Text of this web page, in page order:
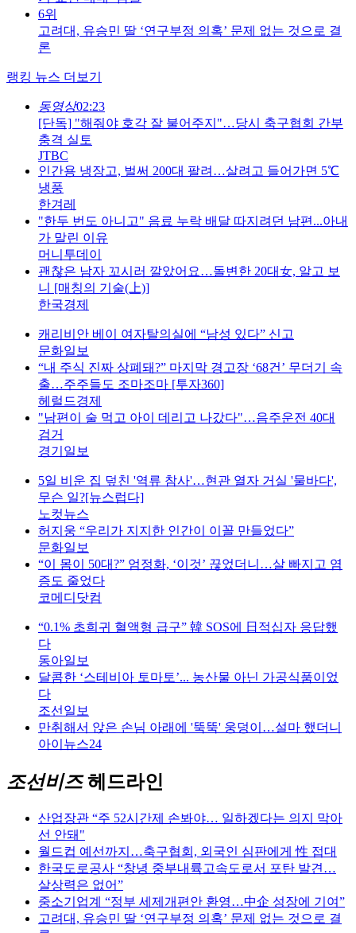
6위
고려대, 유승민 딸 ‘연구부정 의혹’ 문제 없는 것으로 결
론
랭킹 뉴스 더보기
동영상02:23
[단독] "해줘야 호각 잘 불어주지"…당시 축구협회 간부
충격 실토
JTBC
인간용 냉장고, 벌써 200대 팔려…살려고 들어가면 5℃
냉풍
한겨레
"한두 번도 아니고" 음료 누락 배달 따지려던 남편...아내
가 말린 이유
머니투데이
괜찮은 남자 꼬시러 깔았어요…돌변한 20대女, 알고 보
니 [매칭의 기술(上)]
한국경제
캐리비안 베이 여자탈의실에 “남성 있다” 신고
문화일보
“내 주식 진짜 상폐돼?” 마지막 경고장 ‘68건’ 무더기 속
출…주주들도 조마조마 [투자360]
헤럴드경제
"남편이 술 먹고 아이 데리고 나갔다"…음주운전 40대
검거
경기일보
5일 비운 집 덮친 '역류 참사'…현관 열자 거실 '물바다',
무슨 일?[뉴스럽다]
노컷뉴스
허지웅 “우리가 지지한 인간이 이꼴 만들었다”
문화일보
“이 몸이 50대?” 엄정화, ‘이것’ 끊었더니…살 빠지고 염
증도 줄었다
코메디닷컴
“0.1% 초희귀 혈액형 급구” 韓 SOS에 日적십자 응답했
다
동아일보
달콤한 ‘스테비아 토마토’... 농산물 아닌 가공식품이었
다
조선일보
만취해서 앉은 손님 아래에 '뚝뚝' 웅덩이…설마 했더니
아이뉴스24
조선비즈헤드라인
산업장관 “주 52시간제 손봐야… 일하겠다는 의지 막아
선 안돼"
월드컵 예선까지…축구협회, 외국인 심판에게 性 접대
한국도로공사 “창녕 중부내륙고속도로서 포탄 발견…
살상력은 없어”
중소기업계 “정부 세제개편안 환영…中企 성장에 기여”
고려대, 유승민 딸 ‘연구부정 의혹’ 문제 없는 것으로 결